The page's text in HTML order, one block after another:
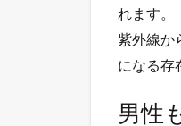
た。
6
さ
ご
に
れます。
紫外線か
になる存
男性